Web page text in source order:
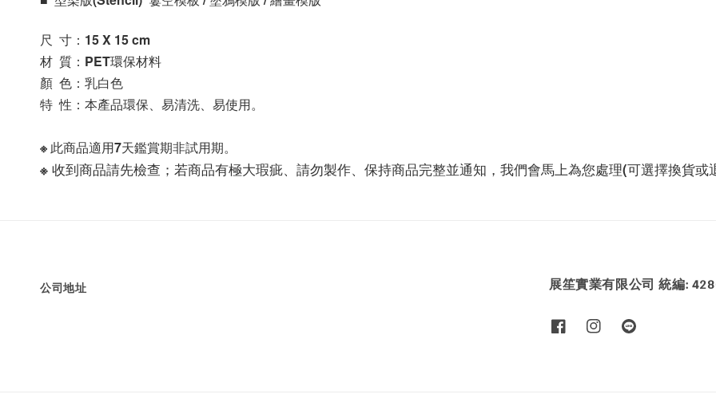
尺  寸：15 X 15 cm
材  質：PET環保材料
顏  色：乳白色
特  性：本產品環保、易清洗、易使用。
※ 此商品適用7天鑑賞期非試用期。
※ 收到商品請先檢查；若商品有極大瑕疵、請勿製作、保持商品完整並通知，我們會馬上為您處理(可選擇換貨或
公司地址 展笙實業有限公司 統編: